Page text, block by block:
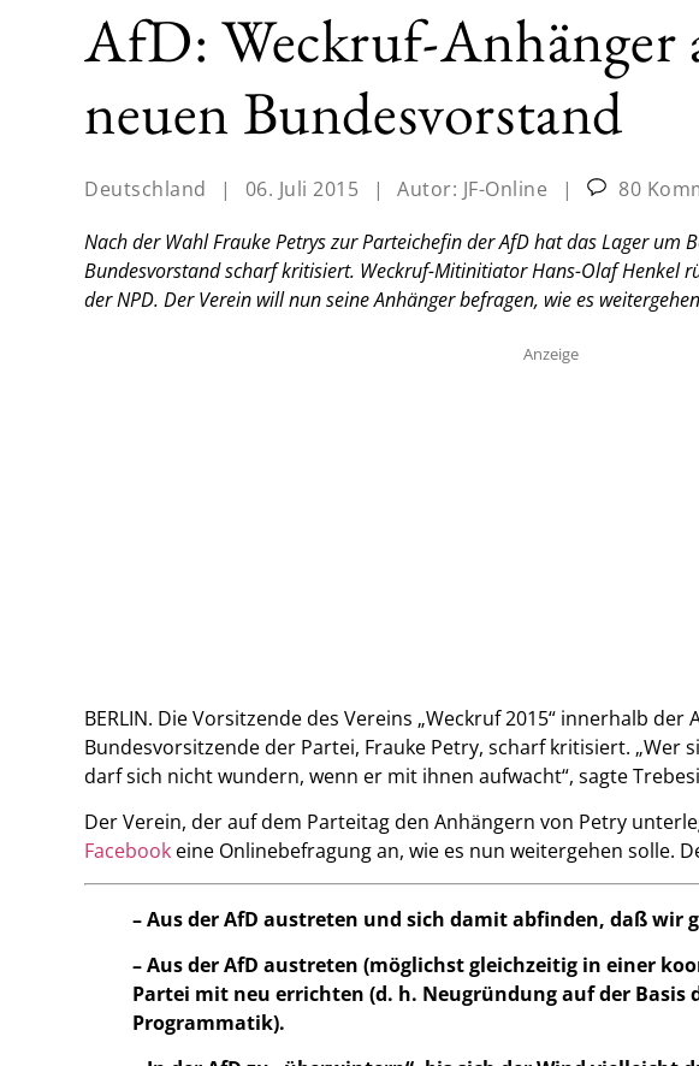
AfD: Weckruf-Anhänger
neuen Bundesvorstand
Deutschland | 06. Juli 2015 | Autor: JF-Online |
80
Nach der Wahl Frauke Petrys zur Parteichefin der AfD hat das Lager um
Bundesvorstand scharf kritisiert. Weckruf-Mitinitiator Hans-Olaf Henkel
der NPD. Der Verein will nun seine Anhänger befragen, wie es
Anzeige
BERLIN. Die Vorsitzende des Vereins „Weckruf 2015“ innerhalb
Bundesvorsitzende der Partei, Frauke Petry, scharf kritisiert. „Wer
darf sich nicht wundern, wenn er mit ihnen aufwacht“, sagte
Der Verein, der auf dem Parteitag den Anhängern von Petry
Facebook eine Onlinebefragung an, wie es nun weitergehen solle.
– Aus der AfD austreten und sich damit abfinden, daß wir
– Aus der AfD austreten (möglichst gleichzeitig in einer
Partei mit neu errichten (d. h. Neugründung auf der Basis
Programmatik).